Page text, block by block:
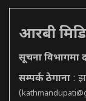
आरबी
सूचना विभागमा
सम्पर्क ठेगाना :
(